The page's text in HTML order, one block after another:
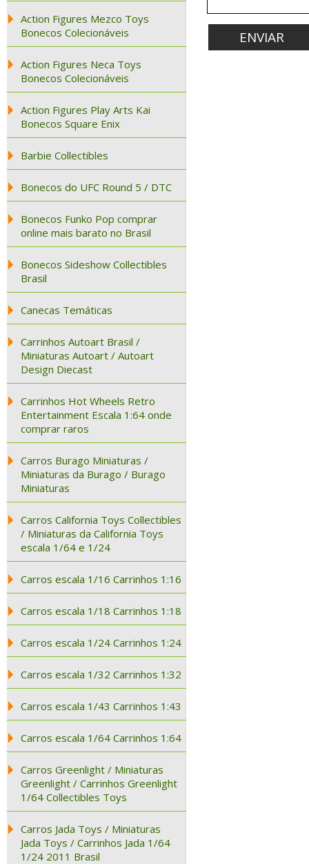
Action Figures Mezco Toys
Bonecos Colecionáveis
Action Figures Neca Toys
Bonecos Colecionáveis
Action Figures Play Arts Kai
Bonecos Square Enix
Barbie Collectibles
Bonecos do UFC Round 5 / DTC
Bonecos Funko Pop comprar
online mais barato no Brasil
Bonecos Sideshow Collectibles
Brasil
Canecas Temáticas
Carrinhos Autoart Brasil /
Miniaturas Autoart / Autoart
Design Diecast
Carrinhos Hot Wheels Retro
Entertainment Escala 1:64 onde
comprar raros
Carros Burago Miniaturas /
Miniaturas da Burago / Burago
Miniaturas
Carros California Toys Collectibles
/ Miniaturas da California Toys
escala 1/64 e 1/24
Carros escala 1/16 Carrinhos 1:16
Carros escala 1/18 Carrinhos 1:18
Carros escala 1/24 Carrinhos 1:24
Carros escala 1/32 Carrinhos 1:32
Carros escala 1/43 Carrinhos 1:43
Carros escala 1/64 Carrinhos 1:64
Carros Greenlight / Miniaturas
Greenlight / Carrinhos Greenlight
1/64 Collectibles Toys
Carros Jada Toys / Miniaturas
Jada Toys / Carrinhos Jada 1/64
1/24 2011 Brasil